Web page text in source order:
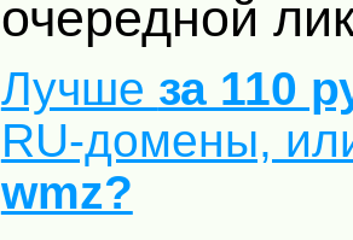
очередной
Лучше за 110
RU-домены,
wmz?